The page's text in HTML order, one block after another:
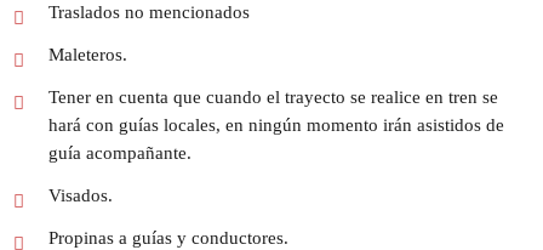
Traslados no mencionados
Maleteros.
Tener en cuenta que cuando el trayecto se realice en tren se
hará con guías locales, en ningún momento irán asistidos de
guía acompañante.
Visados.
Propinas a guías y conductores.